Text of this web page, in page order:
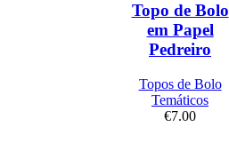
Topo de Bolo
em Papel
Pedreiro
Topos de Bolo
Temáticos
€7.00